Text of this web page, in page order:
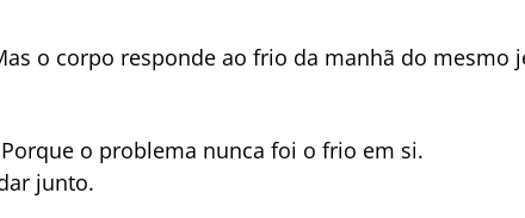
o corpo responde ao frio da manhã do mesmo
o problema nunca foi o frio em si.
junto.